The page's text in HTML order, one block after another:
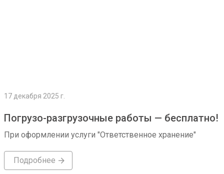
17 декабря 2025 г.
Погрузо-разгрузочные работы — бесплатно!
При оформлении услуги "Ответственное хранение"
Подробнее